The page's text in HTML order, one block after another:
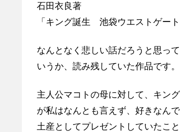
石田衣良著
「キング誕生 池袋ウエストゲー
なんとなく悲しい話だろうと思っ
いうか、読み残していた作品です。
主人公マコトの母に対して、キン
が私はなんとも言えず、好きなん
土産としてプレゼントしていたこ